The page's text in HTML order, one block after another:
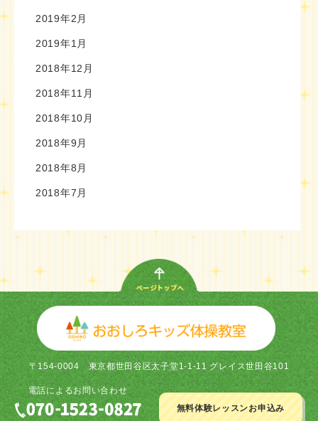
2019年2月
2019年1月
2018年12月
2018年11月
2018年10月
2018年9月
2018年8月
2018年7月
〒154-0004東京都世田谷区太子堂1-1-11 グレイス世田谷101
電話によるお問い合わせ
無料体験レッスンお申込み